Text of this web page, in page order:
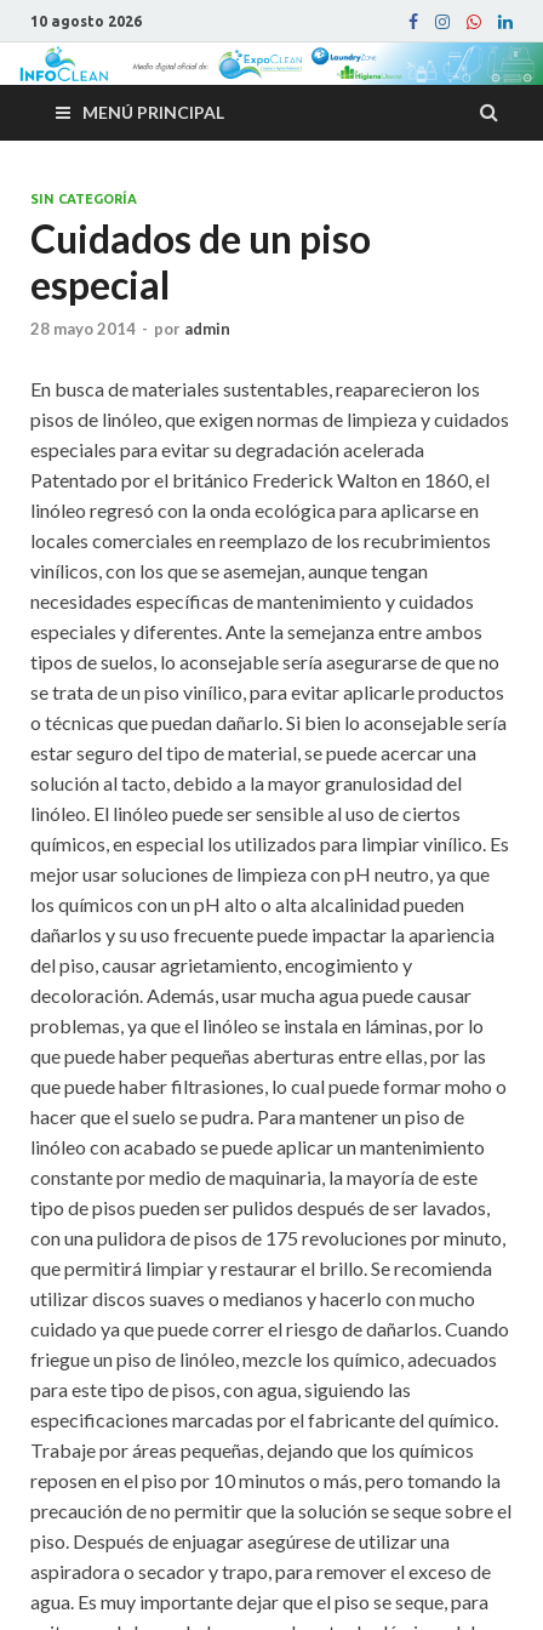
10 agosto 2026
MENÚ PRINCIPAL
SIN CATEGORÍA
Cuidados de un piso
especial
28 mayo 2014 - por admin
En busca de materiales sustentables, reaparecieron los
pisos de linóleo, que exigen normas de limpieza y cuidados
especiales para evitar su degradación acelerada
Patentado por el británico Frederick Walton en 1860, el
linóleo regresó con la onda ecológica para aplicarse en
locales comerciales en reemplazo de los recubrimientos
vinílicos, con los que se asemejan, aunque tengan
necesidades específicas de mantenimiento y cuidados
especiales y diferentes. Ante la semejanza entre ambos
tipos de suelos, lo aconsejable sería asegurarse de que no
se trata de un piso vinílico, para evitar aplicarle productos
o técnicas que puedan dañarlo. Si bien lo aconsejable sería
estar seguro del tipo de material, se puede acercar una
solución al tacto, debido a la mayor granulosidad del
linóleo. El linóleo puede ser sensible al uso de ciertos
químicos, en especial los utilizados para limpiar vinílico. Es
mejor usar soluciones de limpieza con pH neutro, ya que
los químicos con un pH alto o alta alcalinidad pueden
dañarlos y su uso frecuente puede impactar la apariencia
del piso, causar agrietamiento, encogimiento y
decoloración. Además, usar mucha agua puede causar
problemas, ya que el linóleo se instala en láminas, por lo
que puede haber pequeñas aberturas entre ellas, por las
que puede haber filtrasiones, lo cual puede formar moho o
hacer que el suelo se pudra. Para mantener un piso de
linóleo con acabado se puede aplicar un mantenimiento
constante por medio de maquinaria, la mayoría de este
tipo de pisos pueden ser pulidos después de ser lavados,
con una pulidora de pisos de 175 revoluciones por minuto,
que permitirá limpiar y restaurar el brillo. Se recomienda
utilizar discos suaves o medianos y hacerlo con mucho
cuidado ya que puede correr el riesgo de dañarlos. Cuando
friegue un piso de linóleo, mezcle los químico, adecuados
para este tipo de pisos, con agua, siguiendo las
especificaciones marcadas por el fabricante del químico.
Trabaje por áreas pequeñas, dejando que los químicos
reposen en el piso por 10 minutos o más, pero tomando la
precaución de no permitir que la solución se seque sobre el
piso. Después de enjuagar asegúrese de utilizar una
aspiradora o secador y trapo, para remover el exceso de
agua. Es muy importante dejar que el piso se seque, para